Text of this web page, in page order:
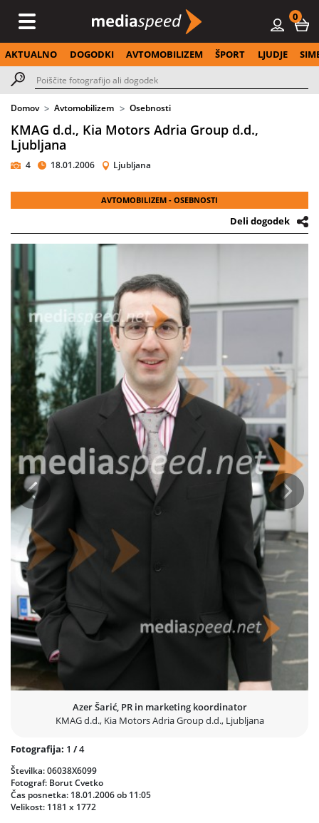
0
AKTUALNO DOGODKI AVTOMOBILIZEM ŠPORT LJUDJE
Domov Avtomobilizem Osebnosti
KMAG d.d., Kia Motors Adria Group d.d.,
Ljubljana
4 18.01.2006 Ljubljana
AVTOMOBILIZEM - OSEBNOSTI
Deli dogodek
Azer Šarić, PR in marketing koordinator
KMAG d.d., Kia Motors Adria Group d.d., Ljubljana
Prejšnja
Fotografija: 1 /4
Številka: 06038X6099
Fotograf: Borut Cvetko
Čas posnetka: 18.01.2006 ob 11:05
Velikost: 1181 x 1772